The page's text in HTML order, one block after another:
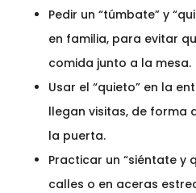
Pedir un “túmbate” y
en familia, para evitar
comida junto a la mesa.
Usar el “quieto” en la
llegan visitas, de forma
la puerta.
Practicar un “siéntate y
calles o en aceras